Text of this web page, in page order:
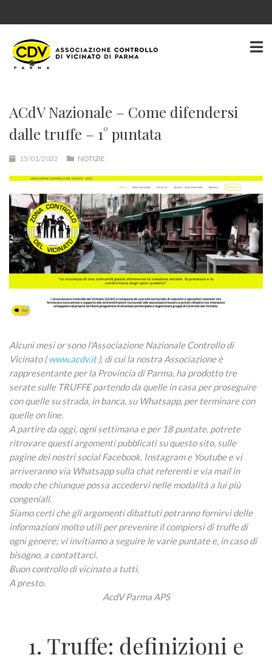
ACdV Nazionale – Come difendersi
dalle truffe – 1° puntata
15/01/2022 NOTIZIE
Alcuni mesi or sono l’Associazione Nazionale Controllo di
Vicinato (www.acdv.it), di cui la nostra Associazione è
rappresentante per la Provincia di Parma, ha prodotto tre
serate sulle TRUFFE partendo da quelle in casa per proseguire
con quelle su strada, in banca, su Whatsapp, per terminare con
quelle on line.
A partire da oggi, ogni settimana e per 18 puntate, potrete
ritrovare questi argomenti pubblicati su questo sito, sulle
pagine dei nostri social Facebook, Instagram e Youtube e vi
arriveranno via Whatsapp sulla chat referenti e via mail in
modo che chiunque possa accedervi nelle modalità a lui più
congeniali.
Siamo certi che gli argomenti dibattuti potranno fornirvi delle
informazioni molto utili per prevenire il compiersi di truffe di
ogni genere; vi invitiamo a seguire le varie puntate e, in caso di
bisogno, a contattarci.
Buon controllo di vicinato a tutti.
A presto.
AcdV Parma APS
1. Truffe: definizioni e